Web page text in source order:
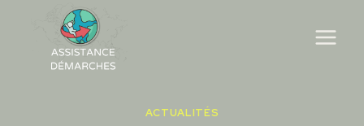
content
ACTUALITÉS